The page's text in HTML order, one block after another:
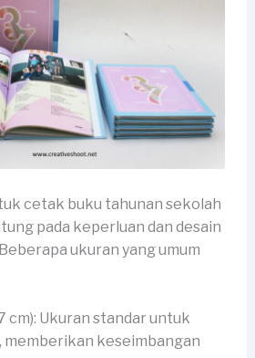
cetak buku tahunan sekolah
pada keperluan dan desain
ukuran yang umum
cm): Ukuran standar untuk
memberikan keseimbangan